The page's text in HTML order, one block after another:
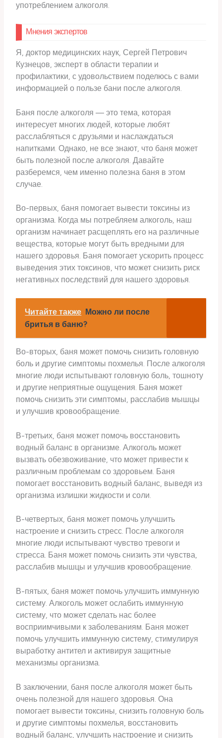
употреблением алкоголя.
Мнения экспертов
Я, доктор медицинских наук, Сергей Петрович
Кузнецов, эксперт в области терапии и
профилактики, с удовольствием поделюсь с вами
информацией о пользе бани после алкоголя.
Баня после алкоголя — это тема, которая
интересует многих людей, которые любят
расслабляться с друзьями и наслаждаться
напитками. Однако, не все знают, что баня может
быть полезной после алкоголя. Давайте
разберемся, чем именно полезна баня в этом
случае.
Во-первых, баня помогает вывести токсины из
организма. Когда мы потребляем алкоголь, наш
организм начинает расщеплять его на различные
вещества, которые могут быть вредными для
нашего здоровья. Баня помогает ускорить процесс
выведения этих токсинов, что может снизить риск
негативных последствий для нашего здоровья.
Читайте также Можно ли после
бритья в баню?
Во-вторых, баня может помочь снизить головную
боль и другие симптомы похмелья. После алкоголя
многие люди испытывают головную боль, тошноту
и другие неприятные ощущения. Баня может
помочь снизить эти симптомы, расслабив мышцы
и улучшив кровообращение.
В-третьих, баня может помочь восстановить
водный баланс в организме. Алкоголь может
вызвать обезвоживание, что может привести к
различным проблемам со здоровьем. Баня
помогает восстановить водный баланс, выведя из
организма излишки жидкости и соли.
В-четвертых, баня может помочь улучшить
настроение и снизить стресс. После алкоголя
многие люди испытывают чувство тревоги и
стресса. Баня может помочь снизить эти чувства,
расслабив мышцы и улучшив кровообращение.
В-пятых, баня может помочь улучшить иммунную
систему. Алкоголь может ослабить иммунную
систему, что может сделать нас более
восприимчивыми к заболеваниям. Баня может
помочь улучшить иммунную систему, стимулируя
выработку антител и активируя защитные
механизмы организма.
В заключении, баня после алкоголя может быть
очень полезной для нашего здоровья. Она
помогает вывести токсины, снизить головную боль
и другие симптомы похмелья, восстановить
водный баланс, улучшить настроение и снизить